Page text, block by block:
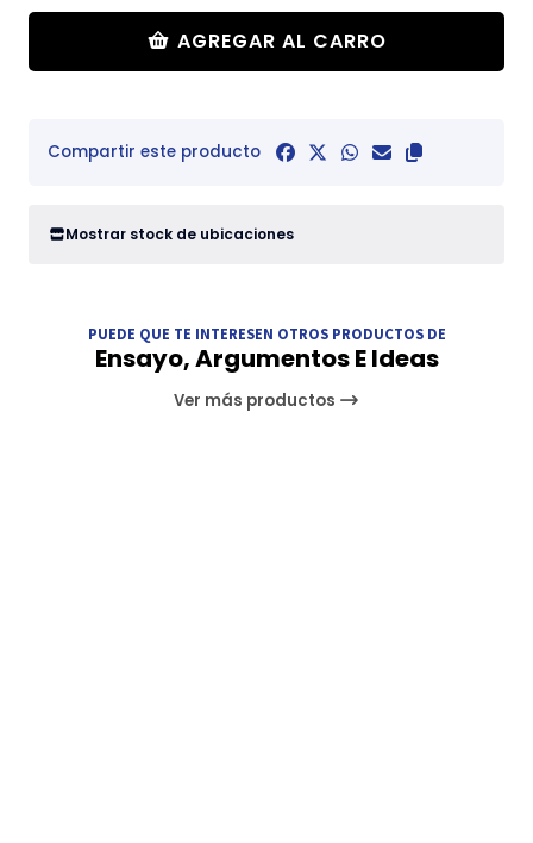
AGREGAR AL CARRO
Compartir este producto
Mostrar stock de ubicaciones
PUEDE QUE TE INTERESEN OTROS PRODUCTOS DE
Ensayo, Argumentos E Ideas
Ver más productos